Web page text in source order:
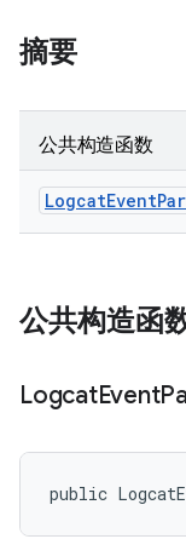
摘要
公共构造函数
LogcatEvent
公共构造函
LogcatEvent
public